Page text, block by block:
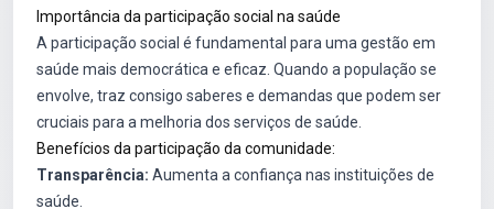
Importância da participação social na saúde
A participação social é fundamental para uma gestão em
saúde mais democrática e eficaz. Quando a população se
envolve, traz consigo saberes e demandas que podem ser
cruciais para a melhoria dos serviços de saúde.
Benefícios da participação da comunidade:
Transparência: Aumenta a confiança nas instituições de
saúde.